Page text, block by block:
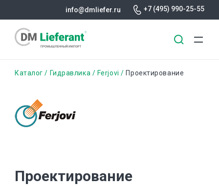
содержанию
info@dmliefer.ru +7 (495) 990-25-55
Строка
навигации
Каталог Гидравлика Ferjovi Проектирование
Проектирование